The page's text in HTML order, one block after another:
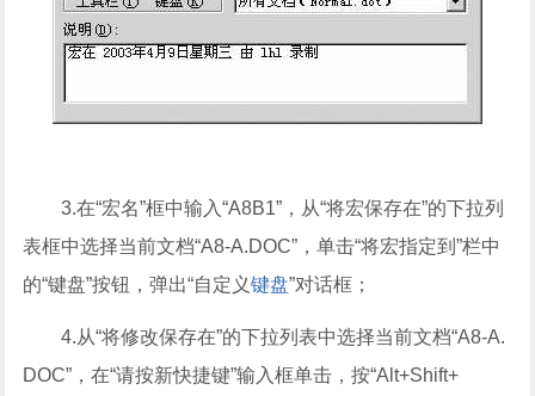
3.在“宏名”框中输入“A8B1”，从“将宏保存在”的下拉列
表框中选择当前文档“A8-A.DOC”，单击“将宏指定到”栏中
的“键盘”按钮，弹出“自定义键盘”对话框；
4.从“将修改保存在”的下拉列表中选择当前文档“A8-A.
DOC”，在“请按新快捷键”输入框单击，按“Alt+Shift+